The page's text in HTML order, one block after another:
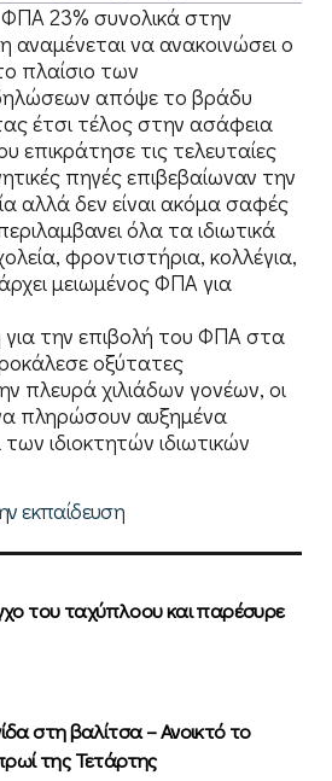
23% συνολικά στην
αναμένεται να ανακοινώσει ο
πλαίσιο των
απόψε το βράδυ
έτσι τέλος στην ασάφεια
επικράτησε τις τελευταίες
πηγές επιβεβαίωναν την
αλλά δεν είναι ακόμα σαφές
όλα τα ιδιωτικά
φροντιστήρια, κολλέγια,
μειωμένος ΦΠΑ για
την επιβολή του ΦΠΑ στα
οξύτατες
πλευρά χιλιάδων γονέων, οι
πληρώσουν αυξημένα
ιδιοκτητών ιδιωτικών
εκπαίδευση
του ταχύπλοου και παρέσυρε
στη βαλίτσα – Ανοικτό το
της Τετάρτης